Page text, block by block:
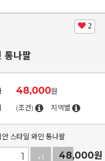
2
통나팔
48,000원
(조건) 지역별
안 스타일 와인 통나팔
+1 -1
48,000원